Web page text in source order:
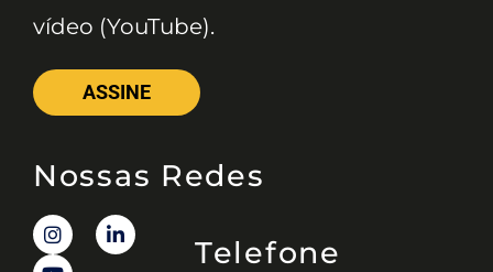
vídeo (YouTube).
ASSINE
Nossas Redes
Telefone